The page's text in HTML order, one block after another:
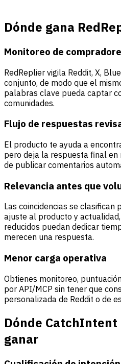
Dónde gana
Monitoreo de
RedReplier vigila Reddit, X,
conjunto, de modo que el
palabras clave pueda captar
comunidades.
Flujo de respuestas
El producto te ayuda a
pero deja la respuesta final en
de publicar comentarios
Relevancia antes que
Las coincidencias se clasifican
ajuste al producto y
reducidos puedan dedicar
merecen una respuesta.
Menor carga operativa
Obtienes monitoreo,
por API/MCP sin tener que
personalizada de Reddit o de
Dónde
ganar